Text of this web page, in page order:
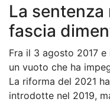
La
fascia
Fra il 3 agosto 2017
un vuoto che ha
La riforma del 2021
introdotte nel 2019,